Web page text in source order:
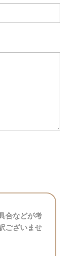
合などが考
ございませ